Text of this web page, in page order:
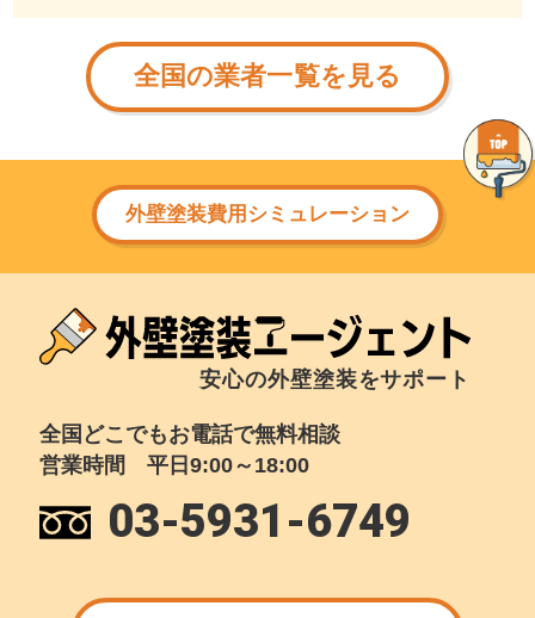
全国の業者一覧を見る
外壁塗装費用シミュレーション
安心の外壁塗装をサポート
全国どこでもお電話で無料相談
営業時間 平日9:00～18:00
03-5931-6749